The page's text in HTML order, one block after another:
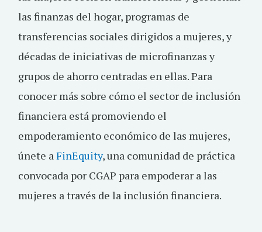
las finanzas del hogar, programas de
transferencias sociales dirigidos a mujeres, y
décadas de iniciativas de microfinanzas y
grupos de ahorro centradas en ellas. Para
conocer más sobre cómo el sector de inclusión
financiera está promoviendo el
empoderamiento económico de las mujeres,
únete aFinEquity, una comunidad de práctica
convocada por CGAP para empoderar a las
mujeres a través de la inclusión financiera.